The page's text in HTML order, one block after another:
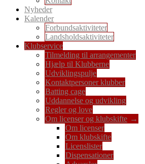
Nyheder
Kalender
Forbundsaktiviteter
Landsholdsaktiviteter
Klubservice
Tilmelding til arrangementer
Hjælp til Klubberne
Udviklingspulje
Kontaktpersoner klubber
Batting cage
Uddannelse og udvikling
Regler og love
Om licenser og klubskifte
Om licenser
Om klubskifte
Licenslister
Dispensationer